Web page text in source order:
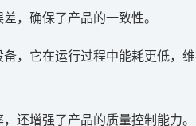
，确保了产品的一致性。
，它在运行过程中能耗更低
还增强了产品的质量控制能